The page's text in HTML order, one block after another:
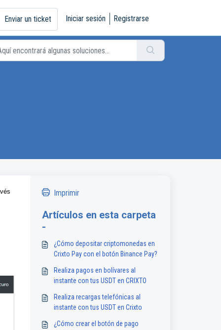
Enviar un ticket Iniciar sesión Registrarse
Imprimir
Artículos en esta carpeta
-
¿Cómo depositar criptomonedas en
Crixto Pay con el botón Binance Pay?
Realiza pagos en bolívares al
instante con tus USDT en CRIXTO
Realiza recargas telefónicas al
instante con tus USDT en Crixto
¿Cómo crear el botón de pago